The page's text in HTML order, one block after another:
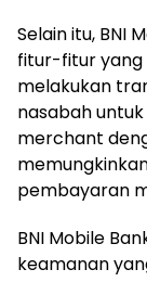
Selain itu, BNI
fitur-fitur yang
melakukan
nasabah
merchant
pembayaran
BNI Mobile
keamanan